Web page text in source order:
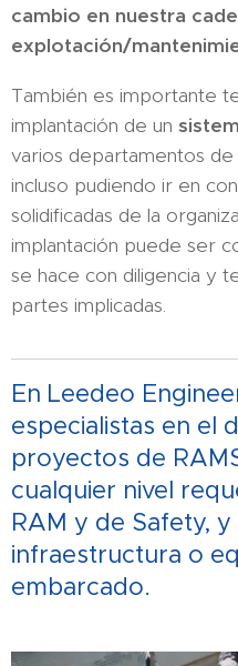
cambio en nuestra
explotación/
También es importante
implantación de un
varios departamentos
incluso pudiendo ir en
solidificadas de la
implantación puede ser
se hace con diligencia y
partes implicadas.
En Leedeo
especialistas en el
proyectos de
cualquier nivel
RAM y de Safety,
infraestructura o
embarcado.